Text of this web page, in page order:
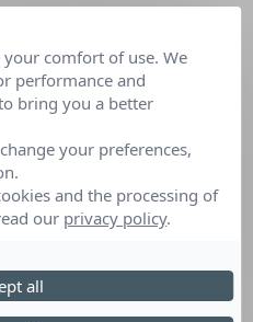
Août 2019
comfort of use. We
performance and
bring you a better
your preferences,
and the processing of
our privacy policy.
all